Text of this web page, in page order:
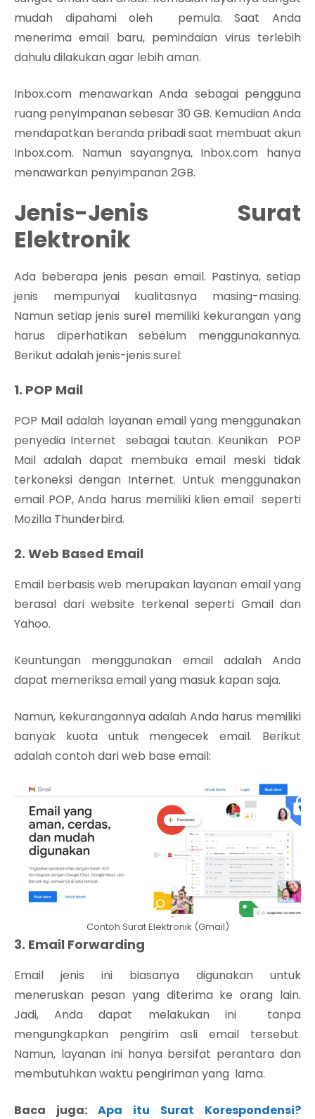
mudah dipahami oleh pemula. Saat Anda
menerima email baru, pemindaian virus terlebih
dahulu dilakukan agar lebih aman.
Inbox.com menawarkan Anda sebagai pengguna
ruang penyimpanan sebesar 30 GB. Kemudian Anda
mendapatkan beranda pribadi saat membuat akun
Inbox.com. Namun sayangnya, Inbox.com hanya
menawarkan penyimpanan 2GB.
Jenis-Jenis Surat
Elektronik
Ada beberapa jenis pesan email. Pastinya, setiap
jenis mempunyai kualitasnya masing-masing.
Namun setiap jenis surel memiliki kekurangan yang
harus diperhatikan sebelum menggunakannya.
Berikut adalah jenis-jenis surel:
1. POP Mail
POP Mail adalah layanan email yang menggunakan
penyedia Internet sebagai tautan. Keunikan POP
Mail adalah dapat membuka email meski tidak
terkoneksi dengan Internet. Untuk menggunakan
email POP, Anda harus memiliki klien email seperti
Mozilla Thunderbird.
2. Web Based Email
Email berbasis web merupakan layanan email yang
berasal dari website terkenal seperti Gmail dan
Yahoo.
Keuntungan menggunakan email adalah Anda
dapat memeriksa email yang masuk kapan saja.
Namun, kekurangannya adalah Anda harus memiliki
banyak kuota untuk mengecek email. Berikut
adalah contoh dari web base email:
Contoh Surat Elektronik (Gmail)
3. Email Forwarding
Email jenis ini biasanya digunakan untuk
meneruskan pesan yang diterima ke orang lain.
Jadi, Anda dapat melakukan ini tanpa
mengungkapkan pengirim asli email tersebut.
Namun, layanan ini hanya bersifat perantara dan
membutuhkan waktu pengiriman yang lama.
Baca juga: Apa itu Surat Korespondensi?